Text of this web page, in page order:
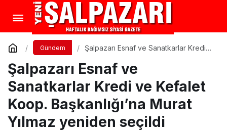
Gündem
Şalpazarı Esnaf ve Sanatkarlar Kredi
Yılmaz yeniden seçildi
Şalpazarı Esnaf ve
Sanatkarlar Kredi ve Kefalet
Koop. Başkanlığı’na Murat
Yılmaz yeniden seçildi